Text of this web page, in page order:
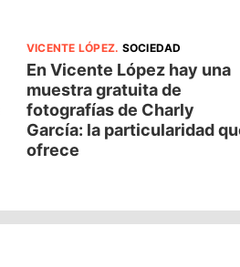
VICENTE LÓPEZ. SOCIEDAD
En Vicente López hay una
muestra gratuita de
fotografías de Charly
García: la particularidad
ofrece